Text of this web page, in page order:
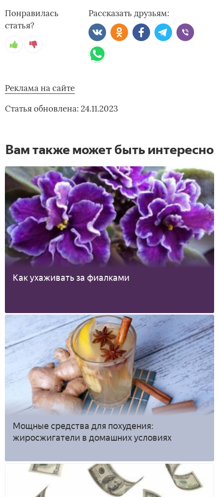
Понравилась
статья?
Рассказать друзьям:
Реклама на сайте
Статья обновлена: 24.11.2023
Вам также может быть интересно
Как ухаживать за фиалками
Мощные средства для похудения:
жиросжигатели в домашних условиях